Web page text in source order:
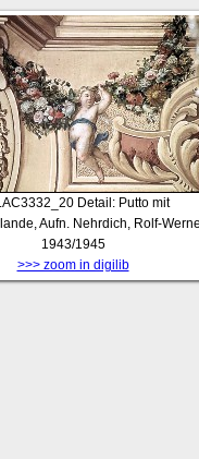
Detail: Putto mit
Aufn. Nehrdich, Rolf-
1943/1945
>>> zoom in digilib